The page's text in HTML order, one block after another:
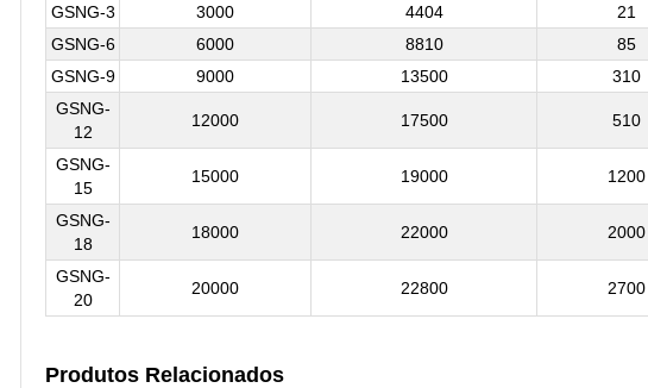
GSNG-3
3000 4404 21
GSNG-6
6000 8810 85
GSNG-9
9000 13500 310
GSNG-
12
12000 17500 510
GSNG-
15
15000 19000 1200
GSNG-
18
18000 22000 2000
GSNG-
20
20000 22800 2700
Produtos Relacionados